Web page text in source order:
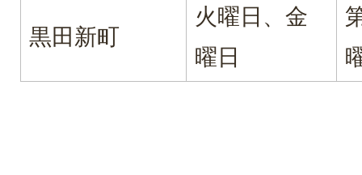
黒田新町
火曜日、金
曜日